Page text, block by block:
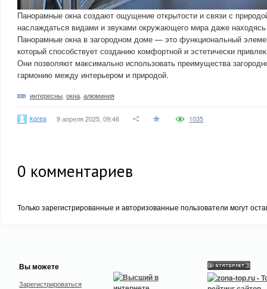
Панорамные окна создают ощущение открытости и связи с
наслаждаться видами и звуками окружающего мира даже
Панорамные окна в загородном доме — это функциональный
который способствует созданию комфортной и эстетически
Они позволяют максимально использовать преимущества
гармонию между интерьером и природой.
интересны окна алюминия
korea 9 апреля 2025, 09:46 1035
0 комментариев
Только зарегистрированные и авторизованные пользователи могут
Вы можете
Зарегистрироваться